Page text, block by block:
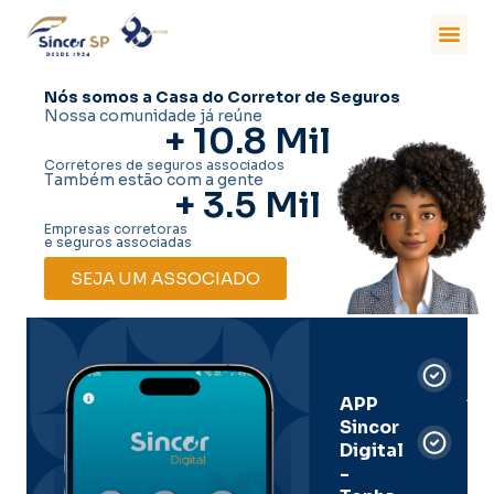
Nós somos a Casa do Corretor de Seguros
Nossa comunidade já reúne
+ 10.8 Mil
Corretores de seguros associados
Também estão com a gente
+ 3.5 Mil
Empresas corretoras
e seguros associadas
SEJA UM ASSOCIADO
APP
Sincor
Digital
-